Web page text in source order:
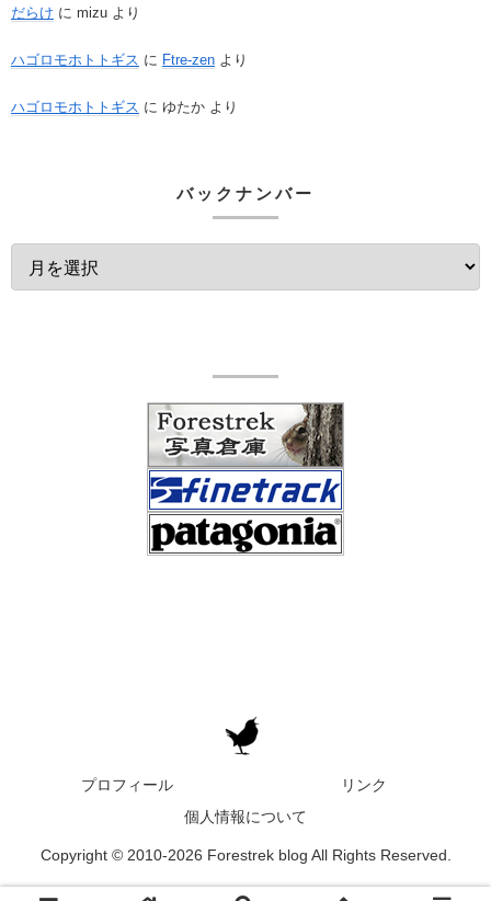
だらけ に mizu より
ハゴロモホトトギス に Ftre-zen より
ハゴロモホトトギス に ゆたか より
バックナンバー
プロフィール
リンク
個人情報について
Copyright © 2010-2026 Forestrek blog All Rights Reserved.